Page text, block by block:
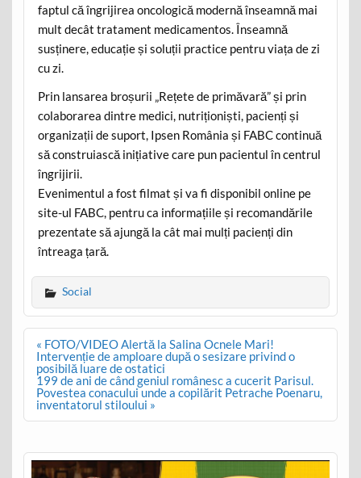
faptul că îngrijirea oncologică modernă înseamnă mai
mult decât tratament medicamentos. Înseamnă
susținere, educație și soluții practice pentru viața de zi
cu zi.
Prin lansarea broșurii „Rețete de primăvară” și prin
colaborarea dintre medici, nutriționiști, pacienți și
organizații de suport, Ipsen România și FABC continuă
să construiască inițiative care pun pacientul în centrul
îngrijirii.
Evenimentul a fost filmat și va fi disponibil online pe
site-ul FABC, pentru ca informațiile și recomandările
prezentate să ajungă la cât mai mulți pacienți din
întreaga țară.
Social
Post
navigation
« FOTO/VIDEO Alertă la Salina Ocnele Mari!
Intervenție de amploare după o sesizare privind o
posibilă luare de ostatici
199 de ani de când geniul românesc a cucerit Parisul.
Povestea conacului unde a copilărit Petrache Poenaru,
inventatorul stiloului »